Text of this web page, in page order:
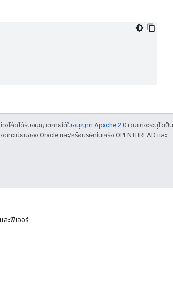
างโค้ดได้รับอนุญาตภายใต้ใบอนุญาต Apache 2.0 เว้นแต่จะระบุไว้เป็น
ดทะเบียนของ Oracle และ/หรือบริษัทในเครือ OPENTHREAD และ
ละฟีเจอร์